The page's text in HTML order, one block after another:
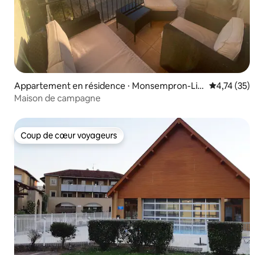
Appartement en résidence ⋅ Monsempron-Lib
os
Évaluation
4,74 (35)
Maison de campagne
Coup de cœur voyageurs
Coup de cœur voyageurs